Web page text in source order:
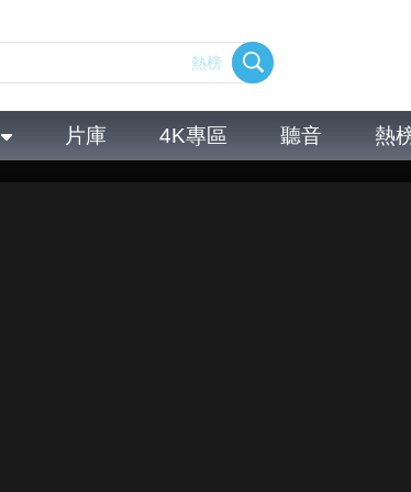
熱榜
片庫 4K專區 聽音 熱